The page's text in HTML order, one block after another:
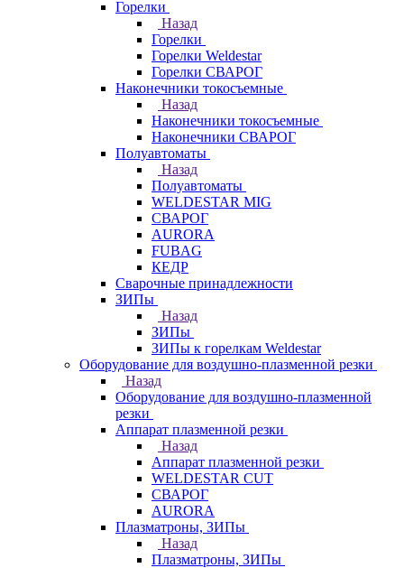
Горелки
Назад
Горелки
Горелки Weldestar
Горелки СВАРОГ
Наконечники токосъемные
Назад
Наконечники токосъемные
Наконечники СВАРОГ
Полуавтоматы
Назад
Полуавтоматы
WELDESTAR MIG
СВАРОГ
AURORA
FUBAG
КЕДР
Сварочные принадлежности
ЗИПы
Назад
ЗИПы
ЗИПы к горелкам Weldestar
Оборудование для воздушно-плазменной резки
Назад
Оборудование для воздушно-плазменной
резки
Аппарат плазменной резки
Назад
Аппарат плазменной резки
WELDESTAR CUT
СВАРОГ
AURORA
Плазматроны, ЗИПы
Назад
Плазматроны, ЗИПы